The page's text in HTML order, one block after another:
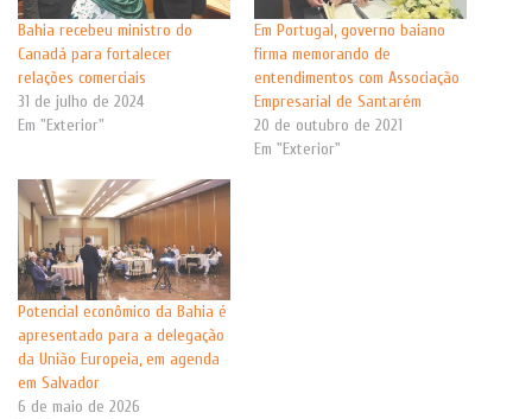
Bahia recebeu ministro do
Canadá para fortalecer
relações comerciais
31 de julho de 2024
Em "Exterior"
Em Portugal, governo baiano
firma memorando de
entendimentos com Associação
Empresarial de Santarém
20 de outubro de 2021
Em "Exterior"
Potencial econômico da Bahia é
apresentado para a delegação
da União Europeia, em agenda
em Salvador
6 de maio de 2026